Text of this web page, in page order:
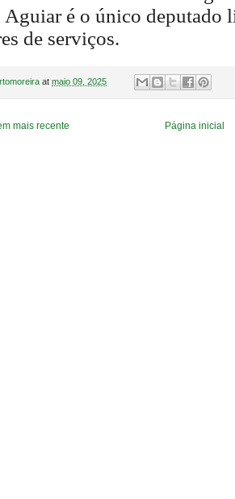
Aguiar é o único deputado
de serviços.
at maio 09, 2025
mais recente Página inicial